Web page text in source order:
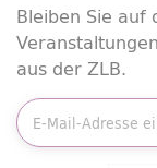
Bleiben Sie auf
aus der ZLB.
Friendly Captcha